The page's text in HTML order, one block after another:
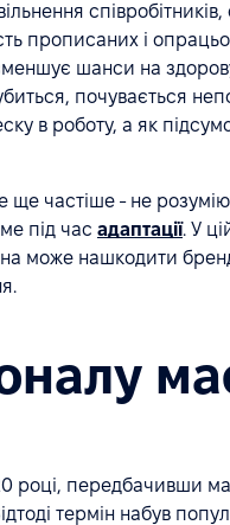
прописаних і
шанси на
почувається
в роботу, а як
ще частіше - не
під час адаптації. У
може нашкодити
році, передбачивши
термін набув